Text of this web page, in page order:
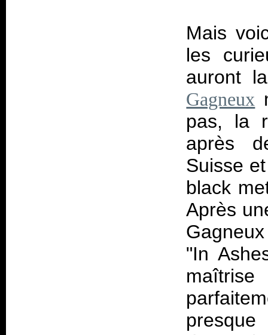
Mais
les
auront
Gagneux
pas, la
après
Suisse
black
Après
"In